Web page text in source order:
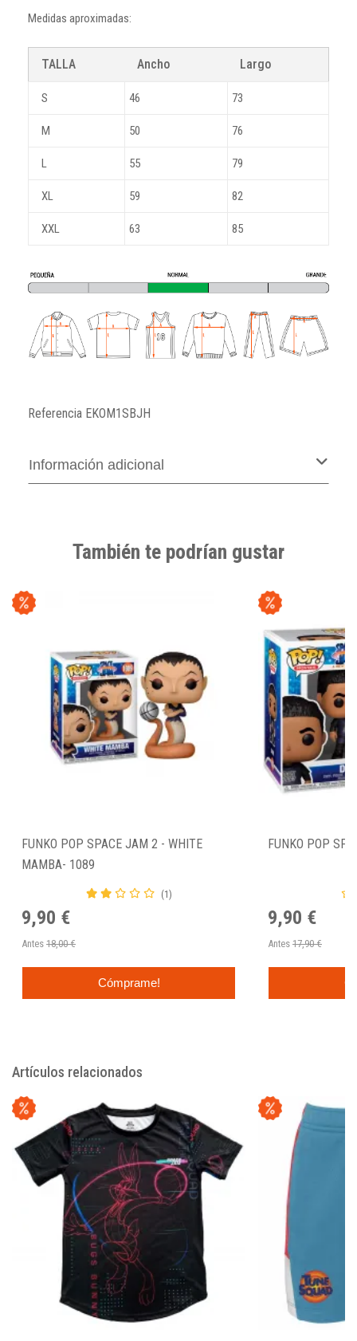
Medidas aproximadas:
TALLA Ancho Largo
S 46 73
M 50 76
L 55 79
XL 59 82
XXL 63 85
Referencia EKOM1SBJH
Información adicional
También te podrían gustar
FUNKO POP SPACE JAM 2 - WHITE
MAMBA- 1089
(1)
9,90 €
Antes 18,00 €
Cómprame!
FUNKO POP
9,90 €
Antes 17,90 €
Artículos relacionados